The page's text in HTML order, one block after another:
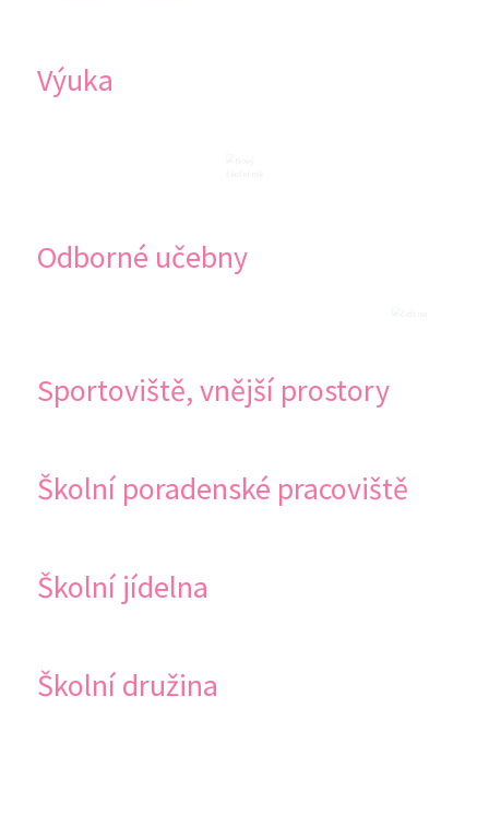
Výuka
Odborné učebny
Sportoviště, vnější prostory
Školní poradenské pracoviště
Školní jídelna
Školní družina